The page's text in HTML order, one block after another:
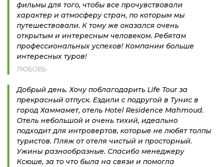
фильмы для того, чтобы все прочувствовали
характер и атмосферу стран, по которым мы
путешествовали. К тому же оказался очень
открытым и интересным человеком. Ребятам
профессиональных успехов! Компании больше
интересных туров!
ЛЮБОВЬ
Добрый день. Хочу поблагодарить Life Tour за
прекрасный отпуск. Ездили с подругой в Тунис в
город Хаммамет, отель Hotel Residence Mahmoud.
Отель небольшой и очень тихий, идеально
подходит для интровертов, которые не любят толпы
туристов. Пляж от отеля чистый и просторный.
Ужины разнообразные. Спасибо менеджеру
Ксюше, за то что была на связи и помогла